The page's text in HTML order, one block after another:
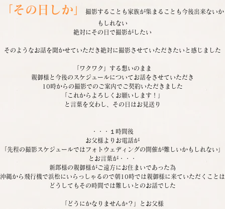
「その日しか」
撮影することも家族が集まることも今後出来ないか
もしれない
絶対にその日で撮影がしたい
そのようなお話を聞かせていただき絶対に撮影させていただきたいと感じました
「ワクワク」する想いのまま
親御様と今後のスケジュールについてお話をさせていただき
10時からの撮影でのご案内でご契約いただきました
「これからよろしくお願いします！」
と言葉を交わし、その日はお見送り
・・・１時間後
お父様よりお電話が
「先程の撮影スケジュールではフォトウェディングの開催が難しいかもしれない」
とお言葉が・・・
新郎様の親御様がご遠方にお住まいであった為
沖縄から飛行機で浜松にいらっしゃるので朝10時では親御様に来ていただくことは
どうしてもその時間では難しいとのお話でした
「どうにかなりませんか？」とお父様